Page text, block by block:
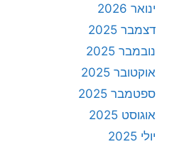
ינואר 2026
דצמבר 2025
נובמבר 2025
אוקטובר 2025
ספטמבר 2025
אוגוסט 2025
יולי 2025